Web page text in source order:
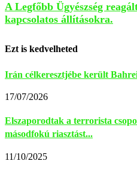
A Legfőbb Ügyészség
kapcsolatos állításokra.
Ezt is kedvelheted
Irán célkeresztjébe került
17/07/2026
Elszaporodtak a terrorista
másodfokú riasztást...
11/10/2025